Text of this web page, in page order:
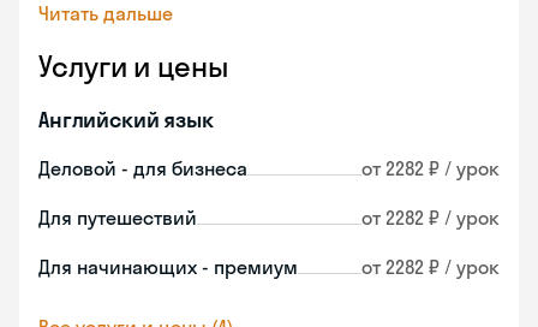
Читать дальше
Услуги и цены
Английский язык
Деловой - для бизнеса от 2282 ₽ / урок
Для путешествий от 2282 ₽ / урок
Для начинающих - премиум от 2282 ₽ / урок